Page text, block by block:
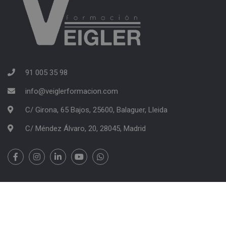
91 005 35 98
info@veiglerformacion.com
C/ Girona, 65 Bajos, 25600, Balaguer, Lleida
C/ Méndez Álvaro, 20, 28045, Madrid